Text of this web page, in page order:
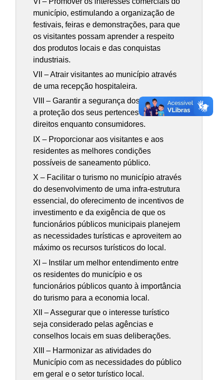
município, estimulando a organização de
festivais, feiras e demonstrações, para que
os visitantes possam aprender a respeito
dos produtos locais e das conquistas
industriais.
VII – Atrair visitantes ao município através
de uma recepção hospitaleira.
VIII – Garantir a segurança dos visitantes e
a proteção dos seus pertences e dos seus
direitos enquanto consumidores.
IX – Proporcionar aos visitantes e aos
residentes as melhores condições
possíveis de saneamento público.
X – Facilitar o turismo no município através
do desenvolvimento de uma infra-estrutura
essencial, do oferecimento de incentivos de
investimento e da exigência de que os
funcionários públicos municipais planejem
as necessidades turísticas e aproveitem ao
máximo os recursos turísticos do local.
XI – Instilar um melhor entendimento entre
os residentes do município e os
funcionários públicos quanto à importância
do turismo para a economia local.
XII – Assegurar que o interesse turístico
seja considerado pelas agências e
conselhos locais em suas deliberações.
XIII – Harmonizar as atividades do
Município com as necessidades do público
em geral e o setor turístico local.